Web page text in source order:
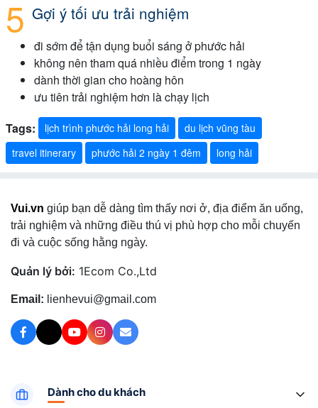
Gợi ý tối ưu trải nghiệm
đi sớm để tận dụng buổi sáng ở phước hải
không nên tham quá nhiều điểm trong 1 ngày
dành thời gian cho hoàng hôn
ưu tiên trải nghiệm hơn là chạy lịch
Tags:
lịch trình phước hải long hải
du lịch vũng tàu
travel itinerary
phước hải 2 ngày 1 đêm long hải
Vui.vn giúp bạn dễ dàng tìm thấy nơi ở, địa điểm ăn uống,
trải nghiệm và những điều thú vị phù hợp cho mỗi chuyến
đi và cuộc sống hằng ngày.
Quản lý bởi: 1Ecom Co.,Ltd
Email: lienhevui@gmail.com
Dành cho du khách